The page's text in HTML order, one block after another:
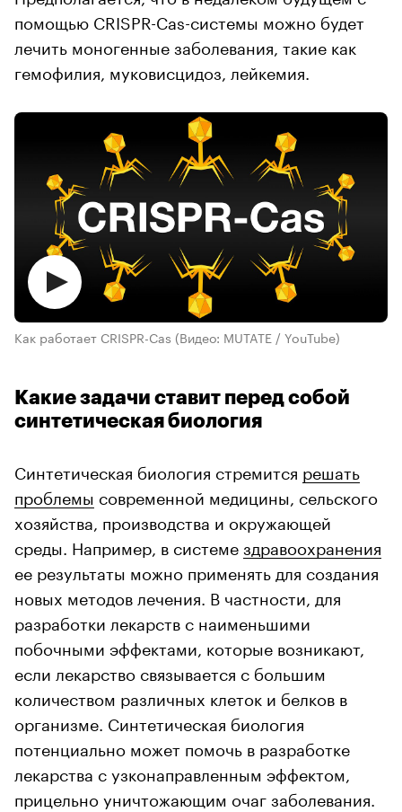
помощью CRISPR-Cas-системы можно будет
лечить моногенные заболевания, такие как
гемофилия, муковисцидоз, лейкемия.
Как работает CRISPR-Cas (Видео: MUTATE / YouTube)
Какие задачи ставит перед собой
синтетическая биология
Синтетическая биология стремится решать
проблемы современной медицины, сельского
хозяйства, производства и окружающей
среды. Например, в системездравоохранения
ее результаты можно применять для создания
новых методов лечения. В частности, для
разработки лекарств с наименьшими
побочными эффектами, которые возникают,
если лекарство связывается с большим
количеством различных клеток и белков в
организме. Синтетическая биология
потенциально может помочь в разработке
лекарства с узконаправленным эффектом,
прицельно уничтожающим очаг заболевания.